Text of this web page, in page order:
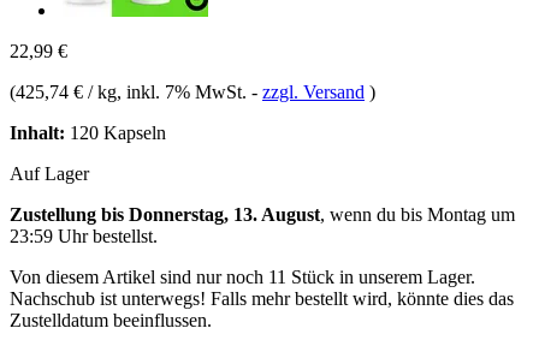
22,99 €
(425,74 € / kg, inkl. 7% MwSt. - zzgl. Versand )
Inhalt: 120 Kapseln
Auf Lager
Zustellung bis Donnerstag, 13. August, wenn du bis Montag um
23:59 Uhrbestellst.
Von diesem Artikel sind nur noch 11 Stück in unserem Lager.
Nachschub ist unterwegs! Falls mehr bestellt wird, könnte dies das
Zustelldatum beeinflussen.